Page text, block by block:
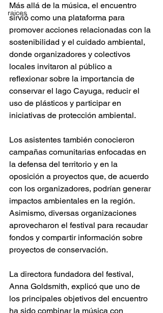
raices
Más allá de la música, el encuentro
sirvió como una plataforma para
promover acciones relacionadas con la
sostenibilidad y el cuidado ambiental,
donde organizadores y colectivos
locales invitaron al público a
reflexionar sobre la importancia de
conservar el lago Cayuga, reducir el
uso de plásticos y participar en
iniciativas de protección ambiental.
Los asistentes también conocieron
campañas comunitarias enfocadas en
la defensa del territorio y en la
oposición a proyectos que, de acuerdo
con los organizadores, podrían generar
impactos ambientales en la región.
Asimismo, diversas organizaciones
aprovecharon el festival para recaudar
fondos y compartir información sobre
proyectos de conservación.
La directora fundadora del festival,
Anna Goldsmith, explicó que uno de
los principales objetivos del encuentro
ha sido combinar la música con